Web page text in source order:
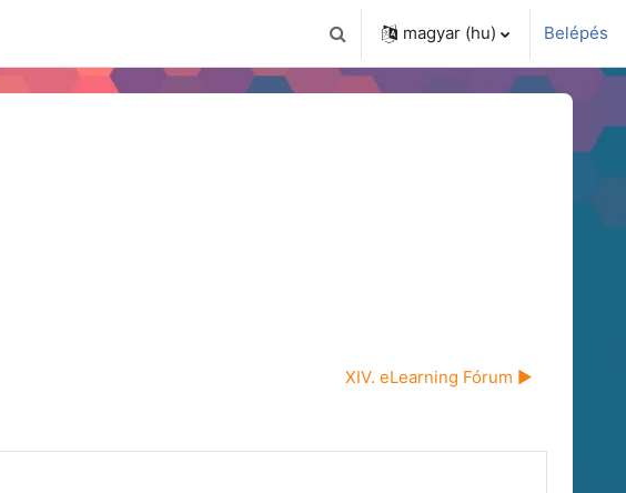
Keresési bemeneti adatok váltása
magyar ‎(hu)‎ Belépés
XIV. eLearning Fórum ▶︎